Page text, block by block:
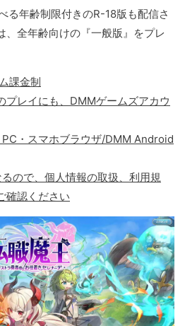
る年齢制限付きのR-18版も配信さ
、全年齢向けの『一般版』をプレ
課金制
プレイにも、DMMゲームズアカウ
・スマホブラウザ/DMM Android
ので、個人情報の取扱、利用規
確認ください